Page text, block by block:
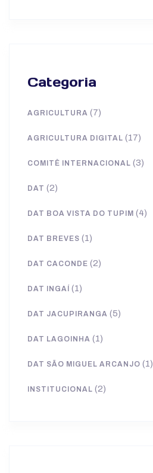
Categoria
AGRICULTURA (7)
AGRICULTURA DIGITAL (17)
COMITÊ INTERNACIONAL (3)
DAT (2)
DAT BOA VISTA DO TUPIM (4)
DAT BREVES (1)
DAT CACONDE (2)
DAT INGAÍ (1)
DAT JACUPIRANGA (5)
DAT LAGOINHA (1)
DAT SÃO MIGUEL ARCANJO (1)
INSTITUCIONAL (2)